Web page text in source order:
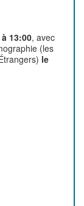
13:00, avec
(les
le